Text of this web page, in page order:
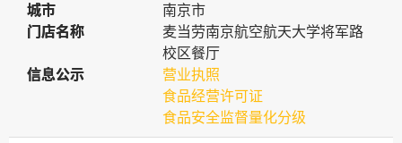
城市
城市
南京市
门店名称
门店名称
麦当劳南京航空航天大学将军路
校区餐厅
信息公示
信息公示
营业执照
食品经营许可证
食品安全监督量化分级